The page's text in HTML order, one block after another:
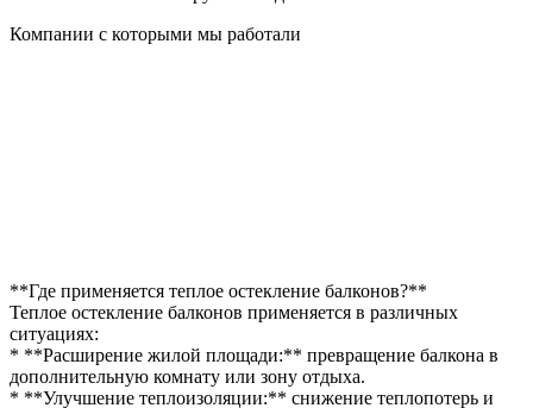
Компании с которыми мы работали
**Где применяется теплое остекление балконов?**
Теплое остекление балконов применяется в различных
ситуациях:
* **Расширение жилой площади:** превращение балкона в
дополнительную комнату или зону отдыха.
* **Улучшение теплоизоляции:** снижение теплопотерь и